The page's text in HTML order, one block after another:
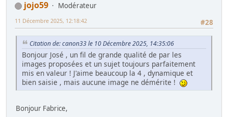
jojo59
Modérateur
#28
11 Décembre 2025, 12:18:42
Citation de: canon33 le 10 Décembre 2025, 14:35:06
Bonjour José , un fil de grande qualité de par les
images proposées et un sujet toujours parfaitement
mis en valeur ! J'aime beaucoup la 4 , dynamique et
bien saisie , mais aucune image ne démérite !
Bonjour Fabrice,